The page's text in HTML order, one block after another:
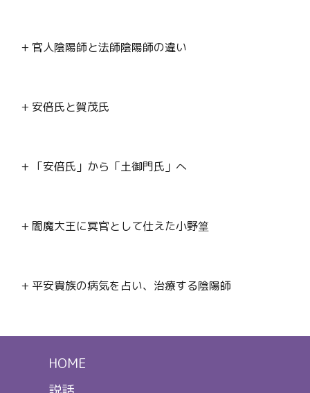
+ 官人陰陽師と法師陰陽師の違い
+ 安倍氏と賀茂氏
+ 「安倍氏」から「土御門氏」へ
+ 閻魔大王に冥官として仕えた小野篁
+ 平安貴族の病気を占い、治療する陰陽師
HOME